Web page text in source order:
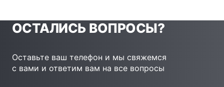
ОСТАЛИСЬ ВОПРОСЫ?
Оставьте ваш телефон и мы свяжемся
с вами и ответим вам на все вопросы